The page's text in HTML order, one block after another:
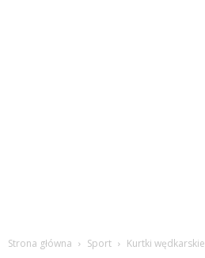
Strona główna Sport Kurtki wędkarskie